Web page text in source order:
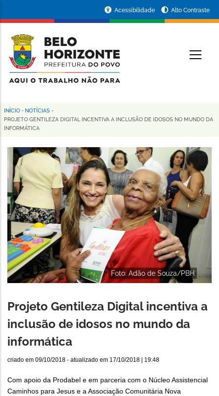
conteúdo
principal
da
Prefeitura
de
Horizonte
Acessibilidade Alto Contraste
Trilha
de
navegação
INÍCIO - NOTÍCIAS -
PROJETO GENTILEZA DIGITAL INCENTIVA A INCLUSÃO DE IDOSOS NO MUNDO DA
INFORMÁTICA
Foto: Adão de Souza/PBH
Projeto Gentileza Digital incentiva a
inclusão de idosos no mundo da
informática
criado em 09/10/2018 - atualizado em 17/10/2018 | 19:48
Com apoio da Prodabel e em parceria com o Núcleo Assistencial
Caminhos para Jesus e a Associação Comunitária Nova